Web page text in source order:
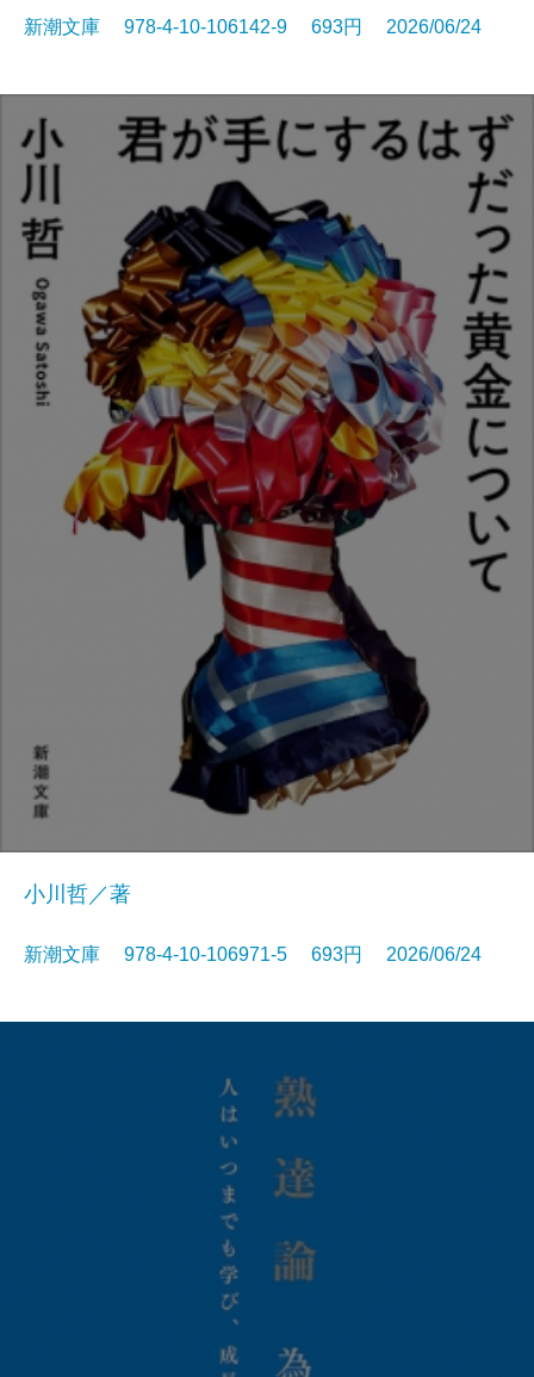
新潮文庫 978-4-10-106142-9 693円 2026/06/24
小川哲／著
新潮文庫 978-4-10-106971-5 693円 2026/06/24